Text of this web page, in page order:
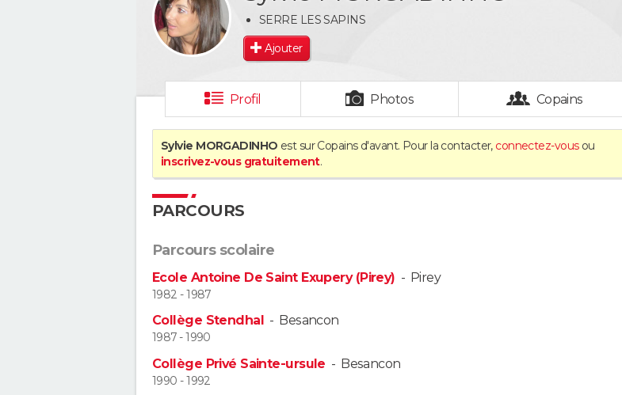
SERRE LES SAPINS
Ajouter
Profil Photos Copains
Sylvie MORGADINHO est sur Copains d'avant. Pour la contacter, connectez-vousou
inscrivez-vous gratuitement.
PARCOURS
Parcours scolaire
Ecole Antoine De Saint Exupery (Pirey) - Pirey
1982 - 1987
Collège Stendhal - Besancon
1987 - 1990
Collège Privé Sainte-ursule - Besancon
1990 - 1992